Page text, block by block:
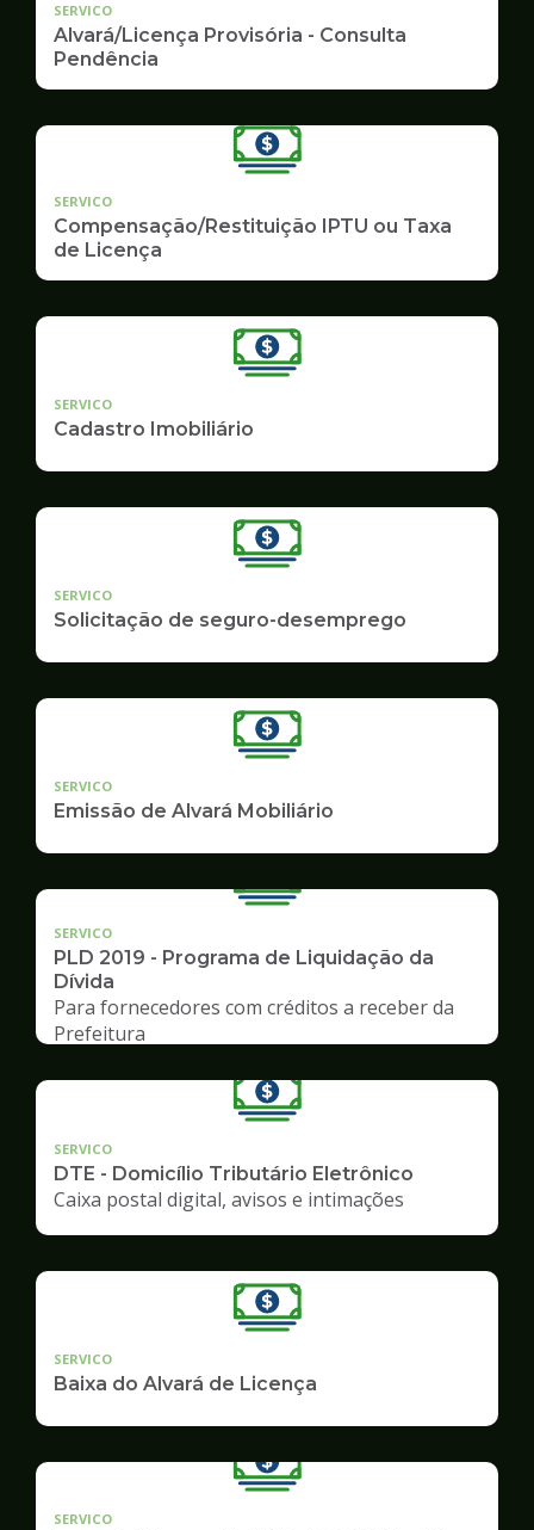
SERVICO
Alvará/Licença Provisória - Consulta
Pendência
SERVICO
Compensação/Restituição IPTU ou Taxa
de Licença
SERVICO
Cadastro Imobiliário
SERVICO
Solicitação de seguro-desemprego
SERVICO
Emissão de Alvará Mobiliário
SERVICO
PLD 2019 - Programa de Liquidação da
Dívida
Para fornecedores com créditos a receber da
Prefeitura
SERVICO
DTE - Domicílio Tributário Eletrônico
Caixa postal digital, avisos e intimações
SERVICO
Baixa do Alvará de Licença
SERVICO